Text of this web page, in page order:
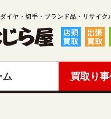
イヤ・切手・ブランド品・リサイク
ム 買取り事